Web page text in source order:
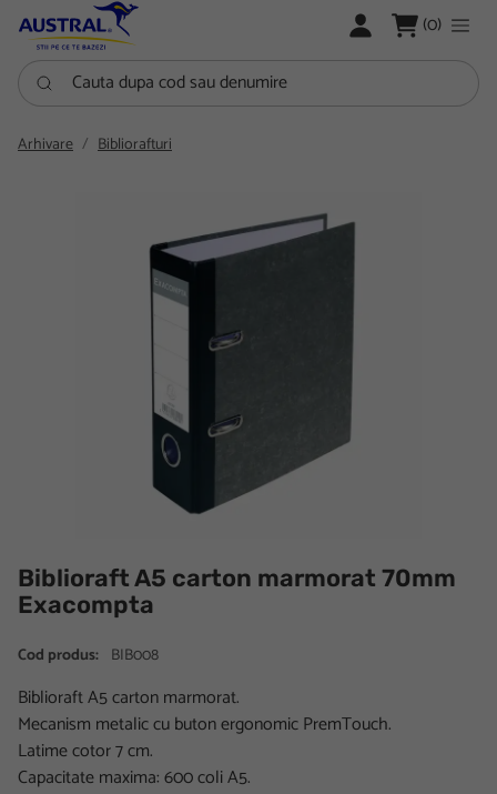
LOGARE (0)
Cauta dupa cod sau denumire
Arhivare Bibliorafturi
Biblioraft A5 carton marmorat 70mm
Exacompta
Cod produs: BIB008
Biblioraft A5 carton marmorat.
Mecanism metalic cu buton ergonomic PremTouch.
Latime cotor 7 cm.
Capacitate maxima: 600 coli A5.